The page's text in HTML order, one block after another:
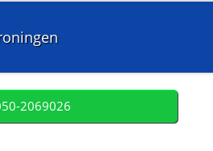
2069026